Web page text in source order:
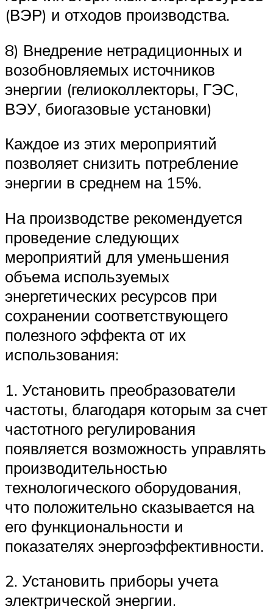
(ВЭР) и отходов производства.
8) Внедрение нетрадиционных и
возобновляемых источников
энергии (гелиоколлекторы, ГЭС,
ВЭУ, биогазовые установки)
Каждое из этих мероприятий
позволяет снизить потребление
энергии в среднем на 15%.
На производстве рекомендуется
проведение следующих
мероприятий для уменьшения
объема используемых
энергетических ресурсов при
сохранении соответствующего
полезного эффекта от их
использования:
1. Установить преобразователи
частоты, благодаря которым за счет
частотного регулирования
появляется возможность управлять
производительностью
технологического оборудования,
что положительно сказывается на
его функциональности и
показателях энергоэффективности.
2. Установить приборы учета
электрической энергии.